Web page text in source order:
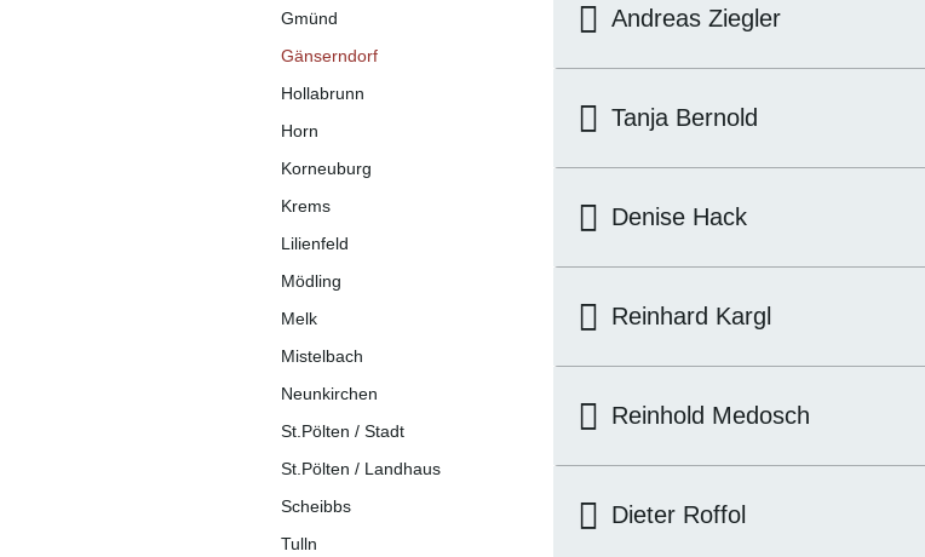
Gmünd
Gänserndorf
Hollabrunn
Horn
Korneuburg
Krems
Lilienfeld
Mödling
Melk
Mistelbach
Neunkirchen
St.Pölten / Stadt
St.Pölten / Landhaus
Scheibbs
Tulln
Andreas Ziegler
Tanja Bernold
Denise Hack
Reinhard Kargl
Reinhold Medosch
Dieter Roffol